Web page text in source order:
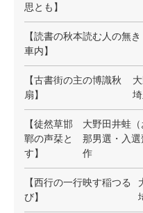
思とも】
【読書の秋本読む人の無き
車内】
【古書街の主の博識秋
扇】
【徒然草邯
鄲の声栞と
す】
大野田井蛙
那男選・入
作
【西行の一行映す稲つる
び】